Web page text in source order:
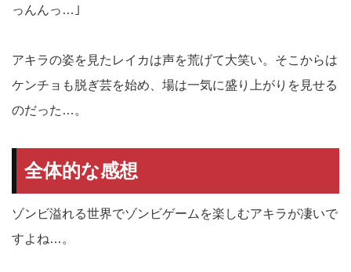
っんんっ…｣
アキラの姿を見たレイカは声を荒げて大笑い。そこからは
ケンチョも脱ぎ芸を始め、場は一気に盛り上がりを見せる
のだった…。
全体的な感想
ゾンビ溢れる世界でゾンビゲームを楽しむアキラが凄いで
すよね…。